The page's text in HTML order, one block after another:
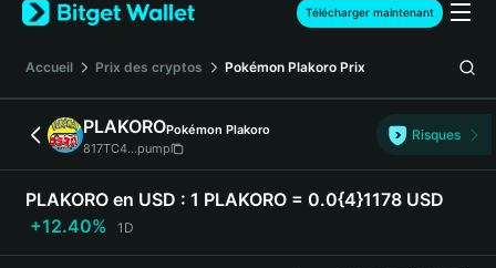
Türkçe
Français
Deutsch
简体中文
繁體中文
Português (Portugal)
Bahasa Indonesia
ภาษาไทย
हिन्दी
Télécharger maintenant
Accueil Prix des cryptos Pokémon Plakoro Prix
PLAKOROPokémon Plakoro
817TC4...pump
Risques
PLAKORO en USD : 1 PLAKORO = 0.0{4}1178 USD
+12.40%
1D